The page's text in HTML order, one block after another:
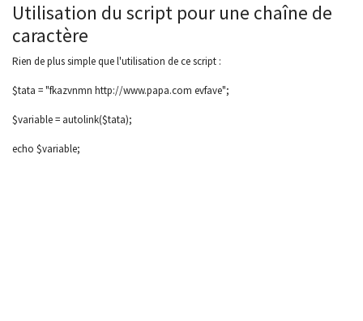
Utilisation du script pour une chaîne de
caractère
Rien de plus simple que l'utilisation de ce script :
$tata = "fkazvnmn http://www.papa.com evfave";
$variable = autolink($tata);
echo $variable;